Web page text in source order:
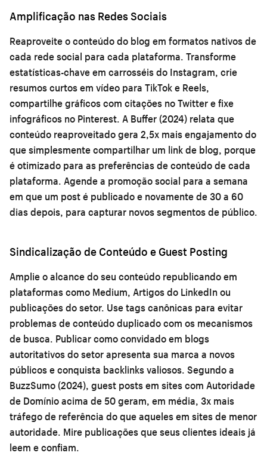
Amplificação nas Redes Sociais
Reaproveite o conteúdo do blog em formatos nativos de
cada rede social para cada plataforma. Transforme
estatísticas-chave em carrosséis do Instagram, crie
resumos curtos em vídeo para TikTok e Reels,
compartilhe gráficos com citações no Twitter e fixe
infográficos no Pinterest. A Buffer (2024) relata que
conteúdo reaproveitado gera 2,5x mais engajamento do
que simplesmente compartilhar um link de blog, porque
é otimizado para as preferências de conteúdo de cada
plataforma. Agende a promoção social para a semana
em que um post é publicado e novamente de 30 a 60
dias depois, para capturar novos segmentos de público.
Sindicalização de Conteúdo e Guest Posting
Amplie o alcance do seu conteúdo republicando em
plataformas como Medium, Artigos do LinkedIn ou
publicações do setor. Use tags canônicas para evitar
problemas de conteúdo duplicado com os mecanismos
de busca. Publicar como convidado em blogs
autoritativos do setor apresenta sua marca a novos
públicos e conquista backlinks valiosos. Segundo a
BuzzSumo (2024), guest posts em sites com Autoridade
de Domínio acima de 50 geram, em média, 3x mais
tráfego de referência do que aqueles em sites de menor
autoridade. Mire publicações que seus clientes ideais já
leem e confiam.